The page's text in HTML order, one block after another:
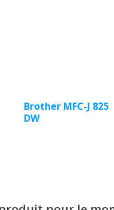
Brother MFC-J 825
DW